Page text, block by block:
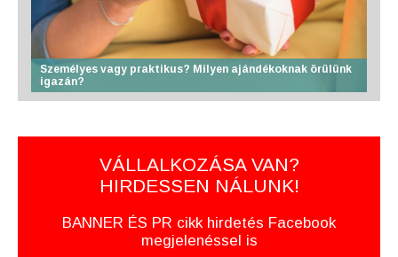
Személyes vagy praktikus? Milyen ajándékoknak örülünk
igazán?
VÁLLALKOZÁSA VAN?
HIRDESSEN NÁLUNK!
BANNER ÉS PR cikk hirdetés Facebook
megjelenéssel is